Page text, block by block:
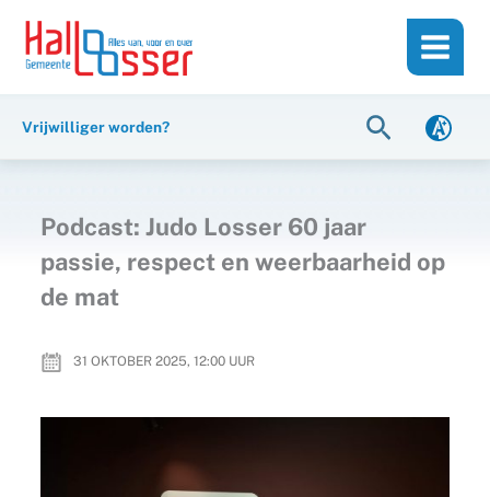
inhoud
naar
Vrijwilliger worden? Zoeken
Podcast: Judo Losser 60 jaar
passie, respect en weerbaarheid op
de mat
31 OKTOBER 2025, 12:00UUR